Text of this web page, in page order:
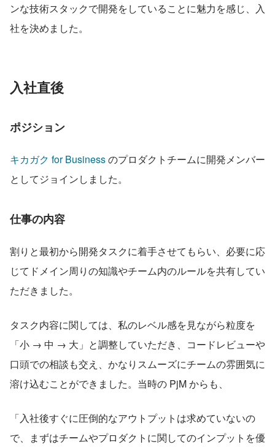
ンな技術スタックで開発をしていることに魅力を感じ、入
社を決めました。
入社直後
ポジション
キカガク for Business のプロダクトチームに開発メンバー
としてジョインしました。
仕事の内容
割りと最初から開発タスクに着手させてもらい、必要に応
じてドメイン周りの知識やチーム内のルールを共有してい
ただきました。
タスク内容に関しては、私のレベル感を見ながら粒度を
「小 → 中 → 大」と調整していただき、コードレビューや
口頭での相談も交え、かなりスムーズにチームの雰囲気に
溶け込むことができました。当時の PjM からも、
「入社後すぐに圧倒的なアウトプットは求めていないの
で、まずはチームやプロダクトに関してのインプットを優